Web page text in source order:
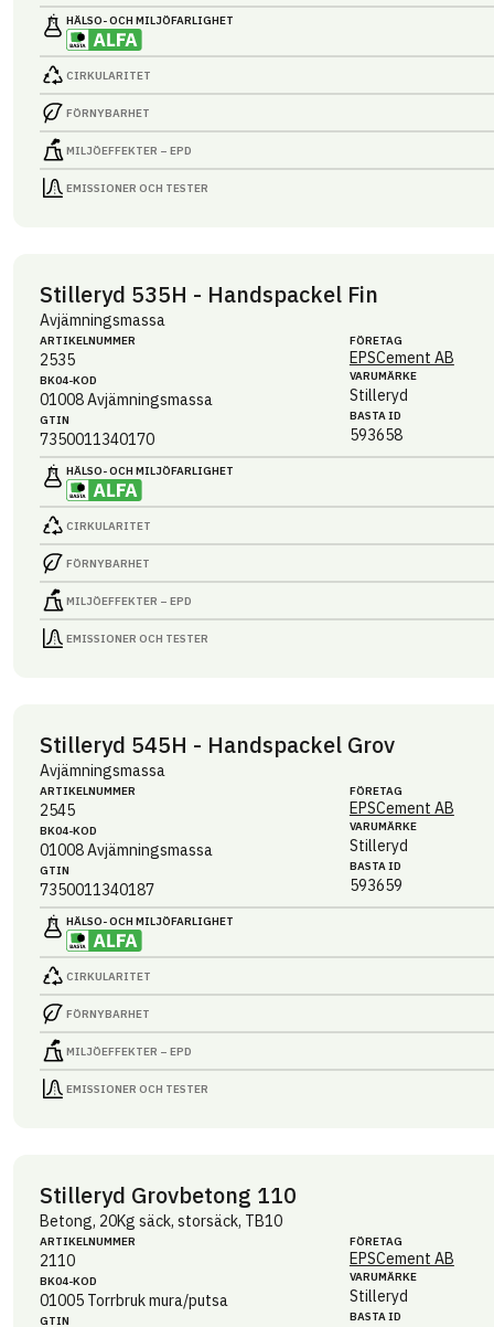
HÄLSO- OCH MILJÖ­FARLIGHET
CIRKULARITET
FÖRNYBARHET
MILJÖEFFEKTER – EPD
EMISSIONER OCH TESTER
Stilleryd 535H - Handspackel Fin
Avjämningsmassa
ARTIKEL­NUMMER
2535
BK04-KOD
01008Avjämningsmassa
GTIN
7350011340170
FÖRETAG
EPSCement AB
VARUMÄRKE
Stilleryd
BASTA ID
593658
HÄLSO- OCH MILJÖ­FARLIGHET
CIRKULARITET
FÖRNYBARHET
MILJÖEFFEKTER – EPD
EMISSIONER OCH TESTER
Stilleryd 545H - Handspackel Grov
Avjämningsmassa
ARTIKEL­NUMMER
2545
BK04-KOD
01008Avjämningsmassa
GTIN
7350011340187
FÖRETAG
EPSCement AB
VARUMÄRKE
Stilleryd
BASTA ID
593659
HÄLSO- OCH MILJÖ­FARLIGHET
CIRKULARITET
FÖRNYBARHET
MILJÖEFFEKTER – EPD
EMISSIONER OCH TESTER
Stilleryd Grovbetong 110
Betong, 20Kg säck, storsäck, TB10
ARTIKEL­NUMMER
2110
BK04-KOD
01005 Torrbruk mura/putsa
GTIN
FÖRETAG
EPSCement AB
VARUMÄRKE
Stilleryd
BASTA ID